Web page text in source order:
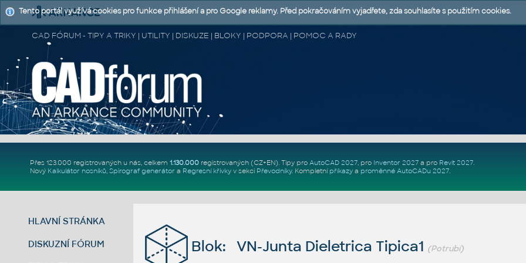
CAD FÓRUM - TIPY A TRIKY | UTILITY | DISKUZE | BLOKY | PODPORA | POMOC A RADY
Přes 123.000 registrovaných u nás, celkem 1.130.000registrovaných (CZ+EN). Tipy pro AutoCAD 2027, pro Inventor 2027a pro Revit 2027.
Nový Kalkulátor nosníků, Spirograf generátor a Regresní křivkyv sekci Převodníky. Kompletní příkazya proměnné AutoCADu 2027.
HLAVNÍ STRÁNKA
DISKUZNÍ FÓRUM Blok: VN-Junta Dieletrica Tipica1 (Potrubí)
Tento portál využívá cookies pro funkce přihlášení a pro Google reklamy. Před pokračováním vyjadřete, zda souhlasíte s použitím cookies.